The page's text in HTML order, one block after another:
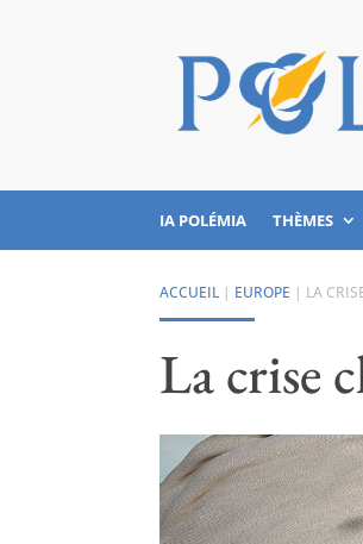
IA POLÉMIA THÈMES
ACCUEIL | EUROPE | LA
La crise